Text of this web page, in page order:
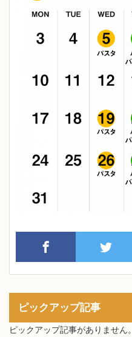
ピックアップ記事
ピックアップ記事がありません。